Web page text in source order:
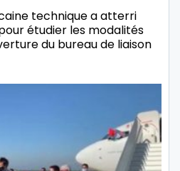
technique a atterri
étudier les modalités
du bureau de liaison